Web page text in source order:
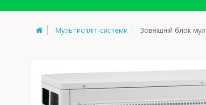
Мультиспліт-системи Зовнішній блок